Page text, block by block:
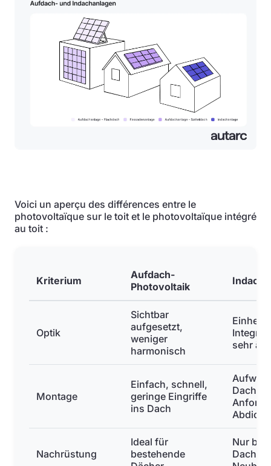
Voici un aperçu des différences entre le
photovoltaïque sur le toit et le photovoltaïque intégré
au toit :
Kriterium
Aufdach-
Photovoltaik
Optik
Sichtbar
aufgesetzt,
weniger
harmonisch
sehr
Montage
Einfach, schnell,
geringe Eingriffe
ins Dach
Nachrüstung
Ideal für
bestehende
Nur bei